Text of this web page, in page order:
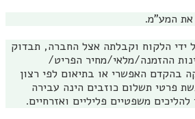
את המע"מ.
ידי הלקוח וקבלתה אצל החברה, תבדוק
ההזמנה/מלאי/מחיר הפריט/
בהקדם האפשרי או בתיאום לפי רצון
פרטי תשלום כוזבים הינה עבירה
משפטיים פליליים ואזרחיים.